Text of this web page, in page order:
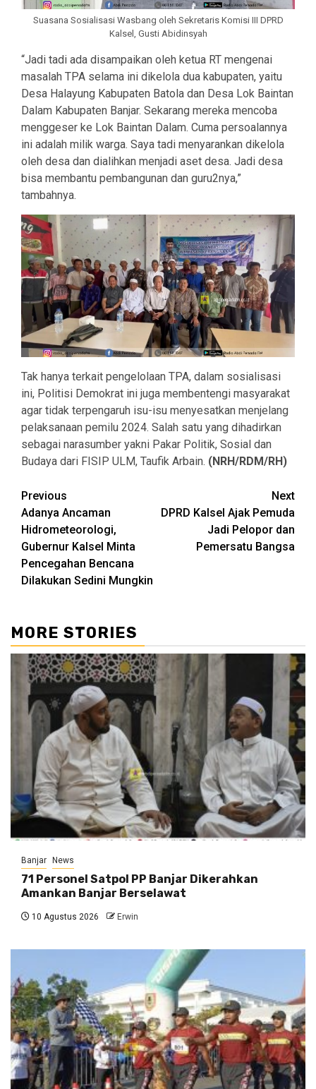
Suasana Sosialisasi Wasbang oleh Sekretaris Komisi III DPRD
Kalsel, Gusti Abidinsyah
“Jadi tadi ada disampaikan oleh ketua RT mengenai
masalah TPA selama ini dikelola dua kabupaten, yaitu
Desa Halayung Kabupaten Batola dan Desa Lok Baintan
Dalam Kabupaten Banjar. Sekarang mereka mencoba
menggeser ke Lok Baintan Dalam. Cuma persoalannya
ini adalah milik warga. Saya tadi menyarankan dikelola
oleh desa dan dialihkan menjadi aset desa. Jadi desa
bisa membantu pembangunan dan guru2nya,”
tambahnya.
Tak hanya terkait pengelolaan TPA, dalam sosialisasi
ini, Politisi Demokrat ini juga membentengi masyarakat
agar tidak terpengaruh isu-isu menyesatkan menjelang
pelaksanaan pemilu 2024. Salah satu yang dihadirkan
sebagai narasumber yakni Pakar Politik, Sosial dan
Budaya dari FISIP ULM, Taufik Arbain. (NRH/RDM/RH)
Continue
Reading
Previous
Adanya Ancaman
Hidrometeorologi,
Gubernur Kalsel Minta
Pencegahan Bencana
Dilakukan Sedini Mungkin
Next
DPRD Kalsel Ajak Pemuda
Jadi Pelopor dan
Pemersatu Bangsa
MORE STORIES
Banjar News
71 Personel Satpol PP Banjar Dikerahkan
Amankan Banjar Berselawat
10 Agustus 2026 Erwin